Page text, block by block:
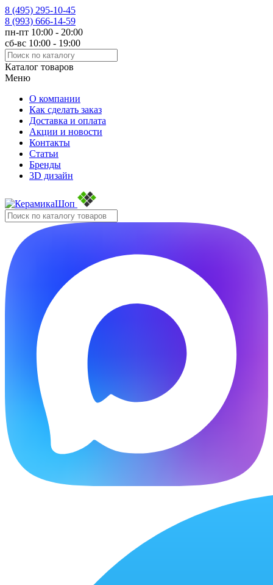
8 (495) 295-10-45
8 (993) 666-14-59
пн-пт 10:00 - 20:00
сб-вс 10:00 - 19:00
Каталог товаров
Меню
О компании
Как сделать заказ
Доставка и оплата
Акции и новости
Контакты
Статьи
Бренды
3D дизайн